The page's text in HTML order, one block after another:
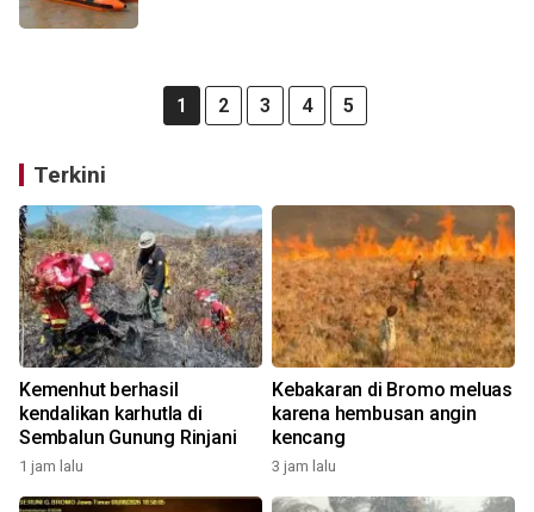
1 2 3 4 5
Terkini
Kemenhut berhasil
kendalikan karhutla di
Sembalun Gunung Rinjani
1 jam lalu
Kebakaran di Bromo meluas
karena hembusan angin
kencang
3 jam lalu